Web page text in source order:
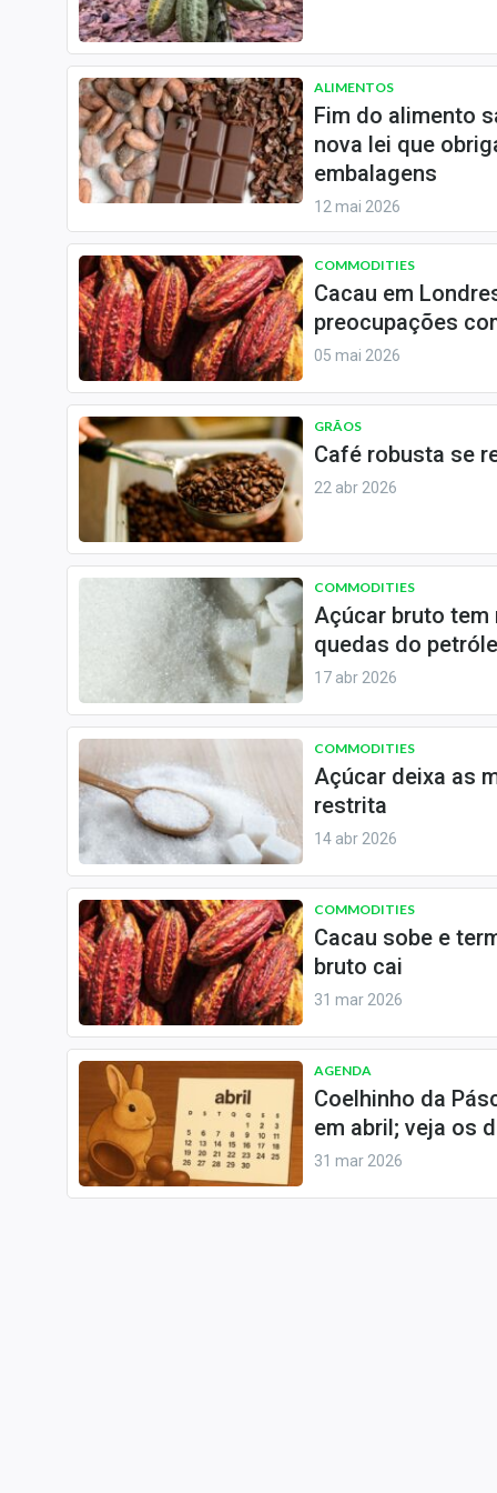
Especiais
Internacional
Marketing
Tecnologia
Conteúdo de Marca
Expediente
Contato
ALIMENTOS
Fim do alimento
nova lei que
embalagens
12 mai 2026
COMMODITIES
Cacau em
preocupações
05 mai 2026
GRÃOS
Café robusta se
22 abr 2026
COMMODITIES
Açúcar bruto tem
quedas do
17 abr 2026
COMMODITIES
Açúcar deixa as
restrita
14 abr 2026
COMMODITIES
Cacau sobe e
bruto cai
31 mar 2026
AGENDA
Coelhinho da
em abril; veja os
31 mar 2026